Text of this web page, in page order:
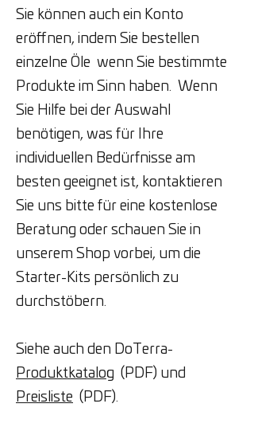
Sie können auch ein Konto
eröffnen, indem Sie bestellen
einzelne Öle wenn Sie bestimmte
Produkte im Sinn haben. Wenn
Sie Hilfe bei der Auswahl
benötigen, was für Ihre
individuellen Bedürfnisse am
besten geeignet ist, kontaktieren
Sie uns bitte für eine kostenlose
Beratung oder schauen Sie in
unserem Shop vorbei, um die
Starter-Kits persönlich zu
durchstöbern.
Siehe auch den DoTerra-
Produktkatalog (PDF) und
Preisliste (PDF).